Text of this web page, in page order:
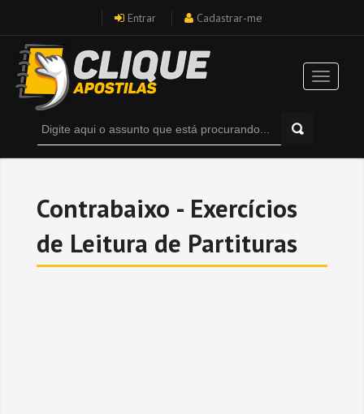
Entrar Cadastrar-me
Contrabaixo - Exercícios
de Leitura de Partituras